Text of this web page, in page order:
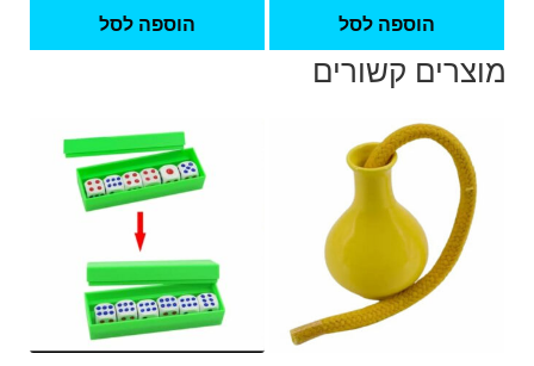
הוספה לסל הוספה לסל
מוצרים קשורים